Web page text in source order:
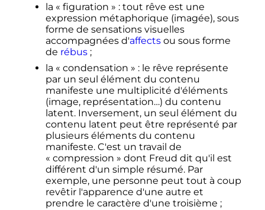
la « figuration » : tout rêve est une
expression métaphorique (imagée), sous
forme de sensations visuelles
accompagnées d'affectsou sous forme
de rébus ;
la « condensation » : le rêve représente
par un seul élément du contenu
manifeste une multiplicité d'éléments
(image, représentation…) du contenu
latent. Inversement, un seul élément du
contenu latent peut être représenté par
plusieurs éléments du contenu
manifeste. C'est un travail de
« compression » dont Freud dit qu'il est
différent d'un simple résumé. Par
exemple, une personne peut tout à coup
revêtir l'apparence d'une autre et
prendre le caractère d'une troisième ;